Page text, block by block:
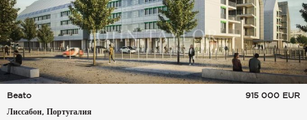
Beato
Лиссабон, Португалия
915 000 EUR